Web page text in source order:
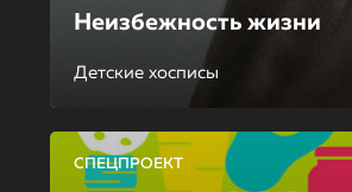
Неизбежность жизни
Детские хосписы
СПЕЦПРОЕКТ